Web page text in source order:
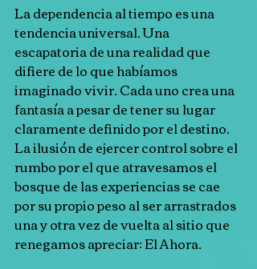
La dependencia al tiempo es una
tendencia universal. Una
escapatoria de una realidad que
difiere de lo que habíamos
imaginado vivir. Cada uno crea una
fantasía a pesar de tener su lugar
claramente definido por el destino.
La ilusión de ejercer control sobre el
rumbo por el que atravesamos el
bosque de las experiencias se cae
por su propio peso al ser arrastrados
una y otra vez de vuelta al sitio que
renegamos apreciar: El Ahora.